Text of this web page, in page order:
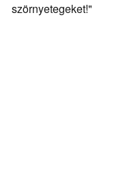
szörnyetegeket!"